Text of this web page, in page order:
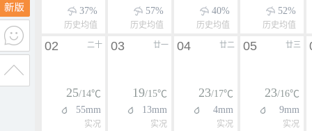
37%
历史均值
57%
历史均值
40%
历史均值
52%
历史均值
二十
02
25/14℃
55mm
实况
廿一
03
19/15℃
13mm
实况
廿二
04
23/17℃
4mm
实况
廿三
05
23/16℃
9mm
实况